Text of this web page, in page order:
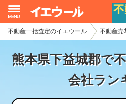
不動産一括査定のイエウール 不動産売
熊本県下益城郡で
会社ラン
イエウール加盟希望の不動産会
初めての方へ